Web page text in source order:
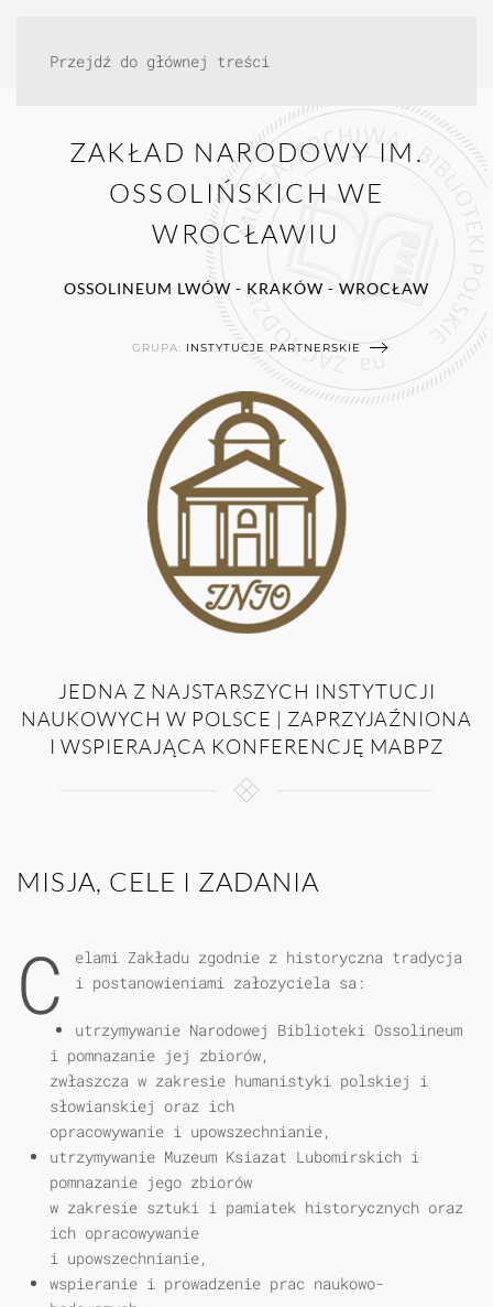
Przejdź do głównej treści
ZAKŁAD NARODOWY IM.
OSSOLIŃSKICH WE
WROCŁAWIU
OSSOLINEUM LWÓW - KRAKÓW - WROCŁAW
GRUPA: INSTYTUCJE PARTNERSKIE
JEDNA Z NAJSTARSZYCH INSTYTUCJI
NAUKOWYCH W POLSCE | ZAPRZYJAŹNIONA
I WSPIERAJĄCA KONFERENCJĘ MABPZ
MISJA, CELE I ZADANIA
C
elami Zakładu zgodnie z historyczna tradycja
i postanowieniami załozyciela sa:
utrzymywanie Narodowej Biblioteki Ossolineum
i pomnazanie jej zbiorów,
zwłaszcza w zakresie humanistyki polskiej i
słowianskiej oraz ich
opracowywanie i upowszechnianie,
utrzymywanie Muzeum Ksiazat Lubomirskich i
pomnazanie jego zbiorów
w zakresie sztuki i pamiatek historycznych oraz
ich opracowywanie
i upowszechnianie,
wspieranie i prowadzenie prac naukowo-